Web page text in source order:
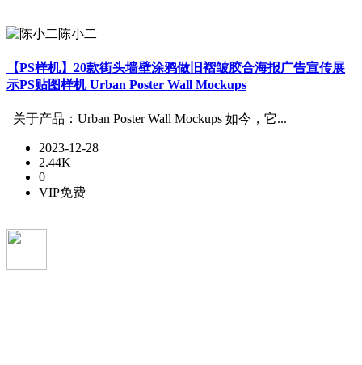
陈小二
【PS样机】20款街头墙壁涂鸦做旧褶皱胶合海报广告宣传展
示PS贴图样机 Urban Poster Wall Mockups
关于产品：Urban Poster Wall Mockups 如今，它...
2023-12-28
2.44K
0
VIP免费